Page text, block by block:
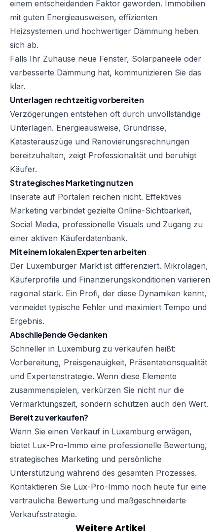
einem entscheidenden Faktor geworden. Immobilien
mit guten Energieausweisen, effizienten
Heizsystemen und hochwertiger Dämmung heben
sich ab.
Falls Ihr Zuhause neue Fenster, Solarpaneele oder
verbesserte Dämmung hat, kommunizieren Sie das
klar.
Unterlagen rechtzeitig vorbereiten
Verzögerungen entstehen oft durch unvollständige
Unterlagen. Energieausweise, Grundrisse,
Katasterauszüge und Renovierungsrechnungen
bereitzuhalten, zeigt Professionalität und beruhigt
Käufer.
Strategisches Marketing nutzen
Inserate auf Portalen reichen nicht. Effektives
Marketing verbindet gezielte Online-Sichtbarkeit,
Social Media, professionelle Visuals und Zugang zu
einer aktiven Käuferdatenbank.
Mit einem lokalen Experten arbeiten
Der Luxemburger Markt ist differenziert. Mikrolagen,
Käuferprofile und Finanzierungskonditionen variieren
regional stark. Ein Profi, der diese Dynamiken kennt,
vermeidet typische Fehler und maximiert Tempo und
Ergebnis.
Abschließende Gedanken
Schneller in Luxemburg zu verkaufen heißt:
Vorbereitung, Preisgenauigkeit, Präsentationsqualität
und Expertenstrategie. Wenn diese Elemente
zusammenspielen, verkürzen Sie nicht nur die
Vermarktungszeit, sondern schützen auch den Wert.
Bereit zu verkaufen?
Wenn Sie einen Verkauf in Luxemburg erwägen,
bietet Lux-Pro-Immo eine professionelle Bewertung,
strategisches Marketing und persönliche
Unterstützung während des gesamten Prozesses.
Kontaktieren Sie Lux-Pro-Immo noch heute für eine
vertrauliche Bewertung und maßgeschneiderte
Verkaufsstrategie.
Weitere Artikel